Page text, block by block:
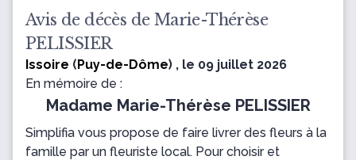
Avis de décès de Marie-Thérèse
PELISSIER
Issoire (Puy-de-Dôme) , le 09 juillet 2026
En mémoire de :
Madame Marie-Thérèse PELISSIER
Simplifia vous propose de faire livrer des fleurs à la
famille par un fleuriste local. Pour choisir et